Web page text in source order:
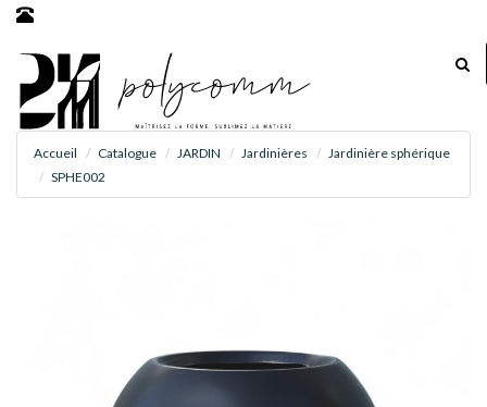
Accueil Catalogue JARDIN Jardinières
Jardinière sphérique
SPHE002